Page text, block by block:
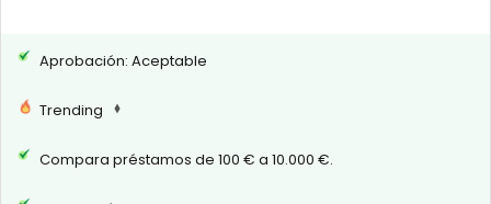
Aprobación: Aceptable
Trending
Compara préstamos de 100 € a 10.000 €.